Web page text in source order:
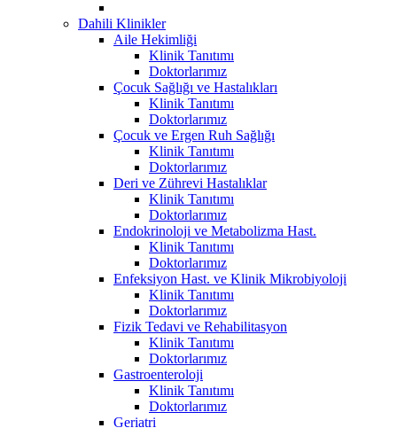
Dahili Klinikler
Aile Hekimliği
Klinik Tanıtımı
Doktorlarımız
Çocuk Sağlığı ve Hastalıkları
Klinik Tanıtımı
Doktorlarımız
Çocuk ve Ergen Ruh Sağlığı
Klinik Tanıtımı
Doktorlarımız
Deri ve Zührevi Hastalıklar
Klinik Tanıtımı
Doktorlarımız
Endokrinoloji ve Metabolizma Hast.
Klinik Tanıtımı
Doktorlarımız
Enfeksiyon Hast. ve Klinik Mikrobiyoloji
Klinik Tanıtımı
Doktorlarımız
Fizik Tedavi ve Rehabilitasyon
Klinik Tanıtımı
Doktorlarımız
Gastroenteroloji
Klinik Tanıtımı
Doktorlarımız
Geriatri